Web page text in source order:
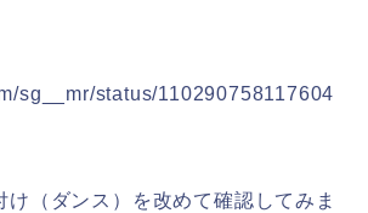
sg__mr/status/110290758117604
け（ダンス）を改めて確認してみま